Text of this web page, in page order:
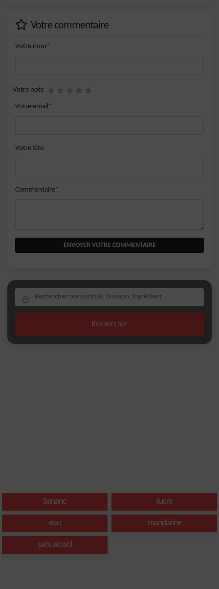
Votre commentaire
Votre nom*
Votre note
Votre email*
Votre Site
Commentaire*
ENVOYER VOTRE COMMENTAIRE
Rechercher
banane sucre
eau mandarine
sans alcool